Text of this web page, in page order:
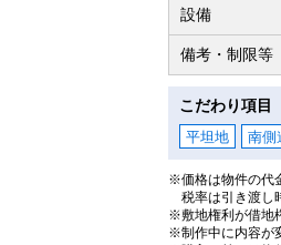
設備
備考・制限等
こだわり項目
平坦地 南側
※価格は物件の代
税率は引き渡し
※敷地権利が借地
※制作中に内容が